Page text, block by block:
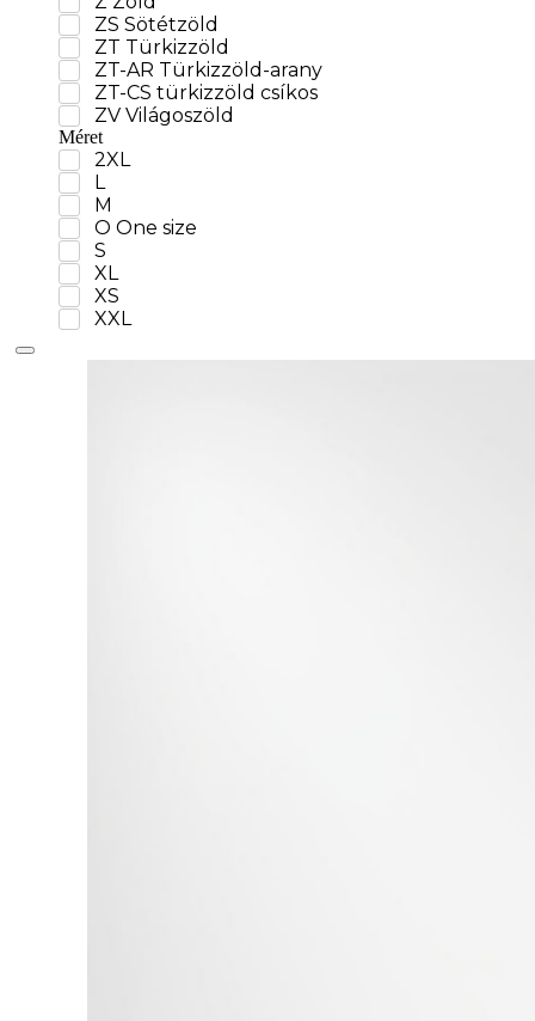
ZT-AR Türkizzöld-arany
ZT-CS türkizzöld csíkos
ZV Világoszöld
Méret
2XL
L
M
O One size
S
XL
XS
XXL